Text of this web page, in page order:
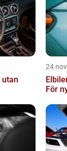
utan
24
För